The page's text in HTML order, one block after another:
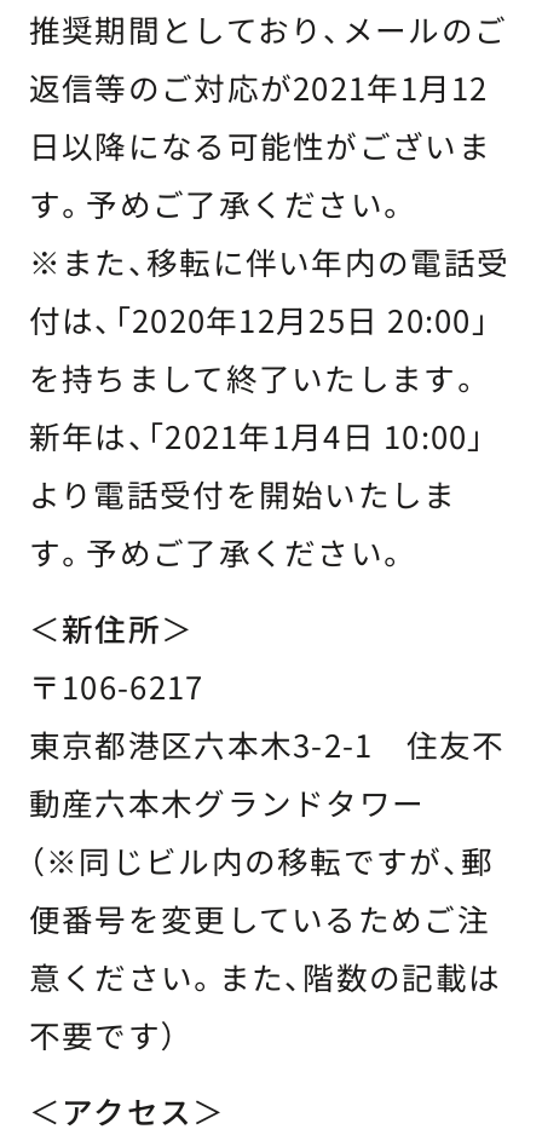
推奨期間としており、メールのご
返信等のご対応が2021年1月12
日以降になる可能性がございま
す。予めご了承ください。
※また、移転に伴い年内の電話受
付は、「2020年12月25日 20:00」
を持ちまして終了いたします。
新年は、「2021年1月4日 10:00」
より電話受付を開始いたしま
す。予めご了承ください。
＜新住所＞
〒106-6217
東京都港区六本木3-2-1 住友不
動産六本木グランドタワー
（※同じビル内の移転ですが、郵
便番号を変更しているためご注
意ください。また、階数の記載は
不要です）
＜アクセス＞